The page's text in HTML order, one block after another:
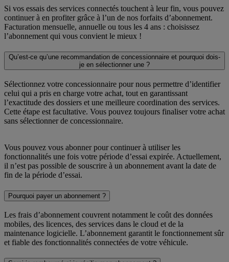
Si vos essais des services connectés touchent à leur fin, vous pouvez
continuer à en profiter grâce à l’un de nos forfaits d’abonnement.
Facturation mensuelle, annuelle ou tous les 4 ans : choisissez
l’abonnement qui vous convient le mieux !
Qu’est-ce qu’une recommandation de concessionnaire et pourquoi dois-
je en sélectionner une ?
Sélectionnez votre concessionnaire pour nous permettre d’identifier
celui qui a pris en charge votre achat, tout en garantissant
l’exactitude des dossiers et une meilleure coordination des services.
Cette étape est facultative. Vous pouvez toujours finaliser votre achat
sans sélectionner de concessionnaire.
Vous pouvez vous abonner pour continuer à utiliser les
fonctionnalités une fois votre période d’essai expirée. Actuellement,
il n’est pas possible de souscrire à un abonnement avant la date de
fin de la période d’essai.
Pourquoi payer un abonnement ?
Les frais d’abonnement couvrent notamment le coût des données
mobiles, des licences, des services dans le cloud et de la
maintenance logicielle. L’abonnement garantit le fonctionnement sûr
et fiable des fonctionnalités connectées de votre véhicule.